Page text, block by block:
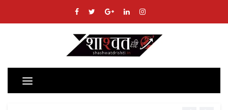
Toggle
navigation